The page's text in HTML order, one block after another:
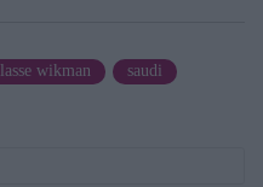
lasse wikman
saudi